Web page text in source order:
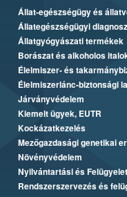
Állat-egészségügy és
Állategészségügyi
Állatgyógyászati termékek
Borászat és alkoholos
Élelmiszer- és
Élelmiszerlánc-biztonsági
Járványvédelem
Kiemelt ügyek, EUTR
Kockázatkezelés
Mezőgazdasági genetikai
Növényvédelem
Nyilvántartási és
Rendszerszervezés és